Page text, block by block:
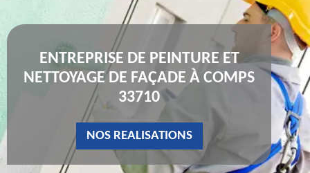
ENTREPRISE DE PEINTURE ET
NETTOYAGE DE FAÇADE À COMPS
33710
NOS REALISATIONS